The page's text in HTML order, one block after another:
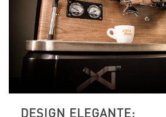
DESIGN ELEGANTE: